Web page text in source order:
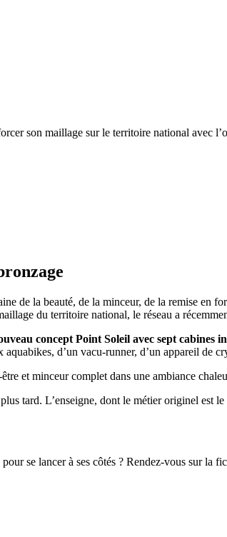
son maillage sur le territoire national avec
de la beauté, de la minceur, de la remise en
du territoire national, le réseau a
concept Point Soleil avec sept cabines
d’un vacu-runner, d’un appareil de
et minceur complet dans une ambiance
tard. L’enseigne, dont le métier originel est
se lancer à ses côtés ? Rendez-vous sur la